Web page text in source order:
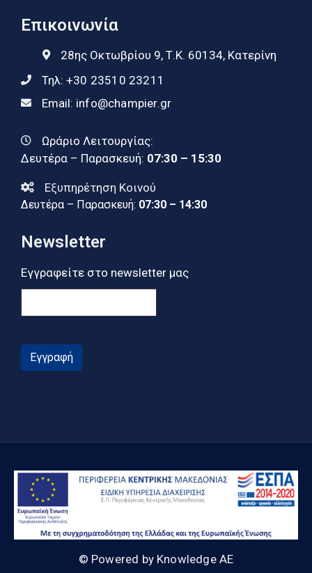
Επικοινωνία
28ης Οκτωβρίου 9, Τ.Κ. 60134, Κατερίνη
Τηλ: +30 23510 23211
Email: info@champier.gr
Ωράριο Λειτουργίας:
Δευτέρα – Παρασκευή: 07:30 – 15:30
Εξυπηρέτηση Κοινού
Δευτέρα – Παρασκευή: 07:30 – 14:30
Newsletter
Εγγραφείτε στο newsletter μας
Εγγραφή
© Powered by Knowledge AE